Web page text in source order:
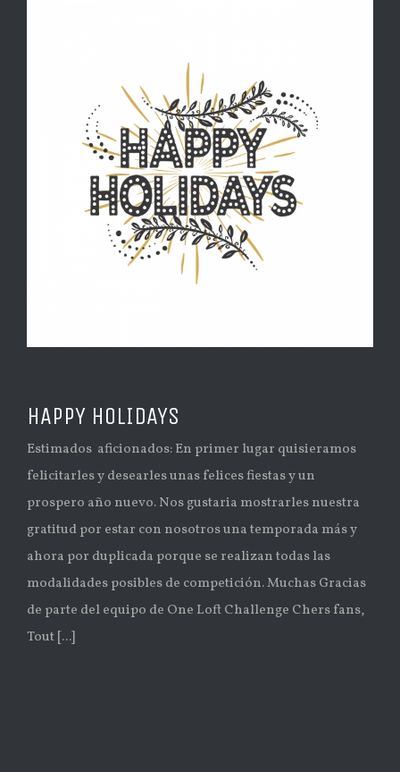
HAPPY HOLIDAYS
Estimados aficionados: En primer lugar quisieramos
felicitarles y desearles unas felices fiestas y un
prospero año nuevo. Nos gustaria mostrarles nuestra
gratitud por estar con nosotros una temporada más y
ahora por duplicada porque se realizan todas las
modalidades posibles de competición. Muchas Gracias
de parte del equipo de One Loft Challenge Chers fans,
Tout [...]